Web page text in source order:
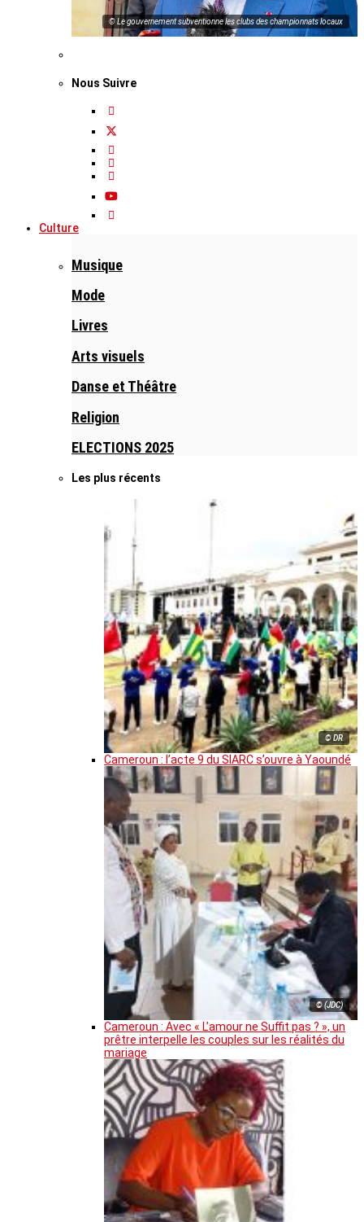
© Le gouvernement subventionne les clubs des championnats locaux
Nous Suivre
Culture
Musique
Mode
Livres
Arts visuels
Danse et Théâtre
Religion
ELECTIONS 2025
Les plus récents
© DR
Cameroun : l’acte 9 du SIARC s’ouvre à Yaoundé
© (JDC)
Cameroun : Avec « L’amour ne Suffit pas ? », un
prêtre interpelle les couples sur les réalités du
mariage